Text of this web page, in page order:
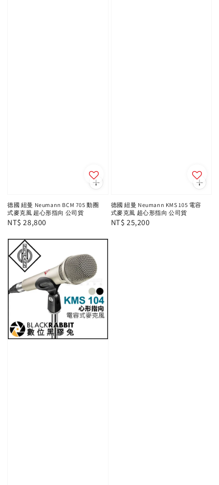
德國 紐曼 Neumann BCM 705 動圈
式麥克風 超心形指向 公司貨
Regular
NT$ 28,800
德國 紐曼 Neumann KMS 105 電容
式麥克風 超心形指向 公司貨
Regular
NT$ 25,200